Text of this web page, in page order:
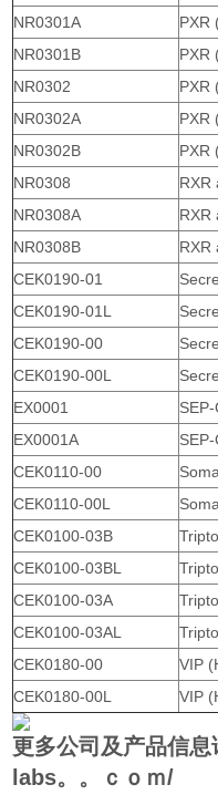
NR0301A PXR
NR0301B
PXR
NR0302
PXR
NR0302A
PXR
NR0302B
PXR
NR0308
RXR
NR0308A
RXR
NR0308B
RXR
CEK0190-01
CEK0190-01L
CEK0190-00
CEK0190-00L
EX0001
EX0001A
CEK0110-00
CEK0110-00L
CEK0100-03B
CEK0100-03BL
CEK0100-03A
CEK0100-03AL
CEK0180-00
VIP
CEK0180-00L
VIP
更多公司及产品信息
labs。。ｃｏｍ/